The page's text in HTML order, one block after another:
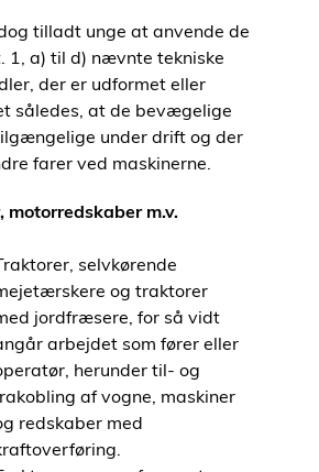
tilladt unge at anvende de
1, a) til d) nævnte tekniske
der er udformet eller
således, at de bevægelige
under drift og der
farer ved maskinerne.
motorredskaber m.v.
selvkørende
og traktorer
jordfræsere, for så vidt
arbejdet som fører eller
herunder til- og
af vogne, maskiner
redskaber med